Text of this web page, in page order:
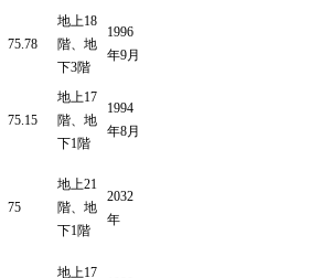
75.78
地上18
階、地
下3階
1996
年9月
75.15
地上17
階、地
下1階
1994
年8月
75
地上21
階、地
下1階
2032
年
地上17